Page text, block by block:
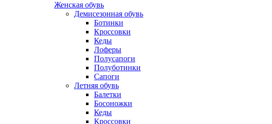
Женская обувь
Демисезонная обувь
Ботинки
Кроссовки
Кеды
Лоферы
Полусапоги
Полуботинки
Сапоги
Летняя обувь
Балетки
Босоножки
Кеды
Кроссовки